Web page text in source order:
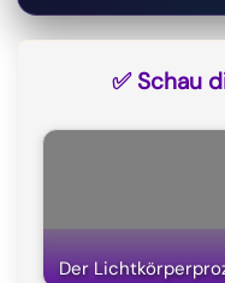
✅ Schau
Der